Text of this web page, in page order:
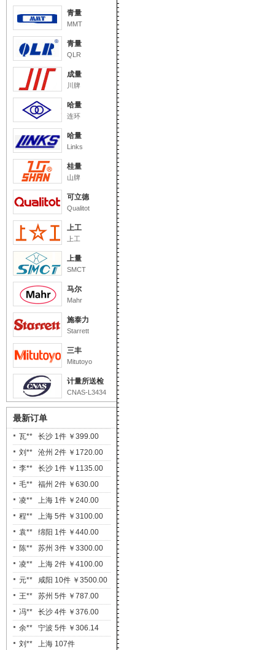
青量
MMT
青量
QLR
成量
川牌
哈量
连环
哈量
Links
桂量
山牌
可立德
Qualitot
上工
上工
上量
SMCT
马尔
Mahr
施泰力
Starrett
三丰
Mitutoyo
计量所送检
CNAS-L3434
最新订单
瓦** 长沙 1件 ￥399.00
刘** 沧州 2件 ￥1720.00
李** 长沙 1件 ￥1135.00
毛** 福州 2件 ￥630.00
凌** 上海 1件 ￥240.00
程** 上海 5件 ￥3100.00
袁** 绵阳 1件 ￥440.00
陈** 苏州 3件 ￥3300.00
凌** 上海 2件 ￥4100.00
元** 咸阳 10件 ￥3500.00
王** 苏州 5件 ￥787.00
冯** 长沙 4件 ￥376.00
余** 宁波 5件 ￥306.14
刘** 上海 107件